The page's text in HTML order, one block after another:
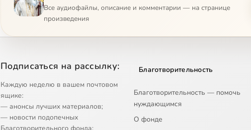
12 Автономный мир человека. Как объединить людей!
15 Беседа о браке и семье (Часть 2)
16 Беседа о браке и семье (Часть 3)
17 Без благодати Духа Святаго жизнь человеческая деградирует
Все аудиофайлы, описание и комментарии — на странице
произведения
Подписаться на рассылку:
Каждую неделю в вашем почтовом
ящике:
— анонсы лучших материалов;
— новости подопечных
Благотворительность
Благотворительность — помочь
нуждающимся
О фонде